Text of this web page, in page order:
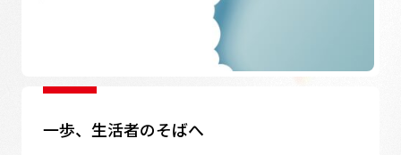
一歩、生活者のそばへ